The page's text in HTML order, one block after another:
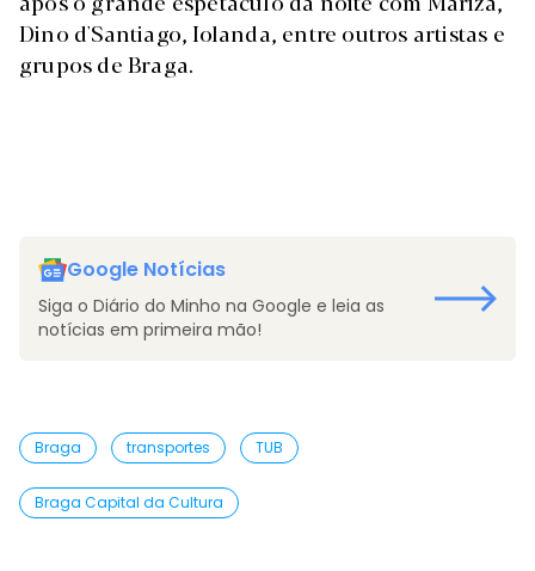
Dino d'Santiago, Iolanda, entre outros artistas e
grupos de Braga.
Google Notícias
Siga o Diário do Minho na Google e leia as
notícias em primeira mão!
Braga transportes TUB
Braga Capital da Cultura